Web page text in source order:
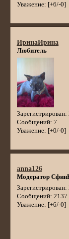
Уважение: [+6/-0]
ИринаИрина
Любитель
Зарегистрирован:
Сообщений: 7
Уважение: [+0/-0]
anna126
Модератор
Зарегистрирован:
Сообщений: 2137
Уважение: [+6/-0]